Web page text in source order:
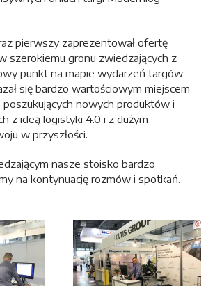
pierwszy zaprezentował ofertę
szerokiemu gronu zwiedzających z
punkt na mapie wydarzeń targów
się bardzo wartościowym miejscem
nowych produktów i
z ideą logistyki 4.0 i z dużym
w przyszłości.
nasze stoisko bardzo
na kontynuację rozmów i spotkań.